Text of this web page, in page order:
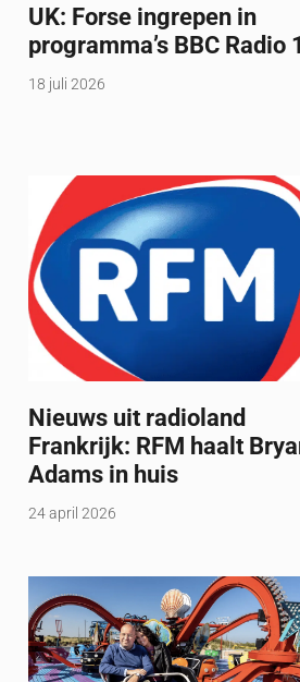
UK: Forse ingrepen in
programma’s BBC Radio 1
18 juli 2026
Nieuws uit radioland
Frankrijk: RFM haalt
Adams in huis
24 april 2026